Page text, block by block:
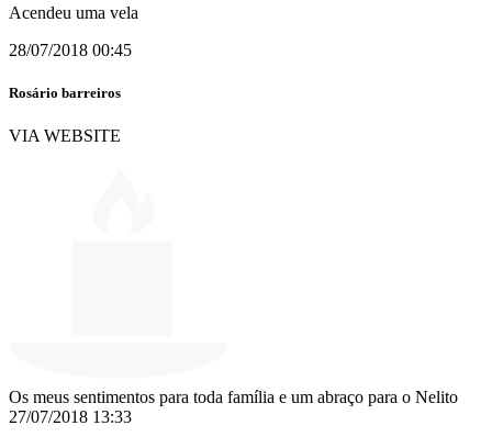
Acendeu uma vela
28/07/2018 00:45
Rosário barreiros
VIA WEBSITE
Os meus sentimentos para toda família e um abraço para o Nelito
27/07/2018 13:33